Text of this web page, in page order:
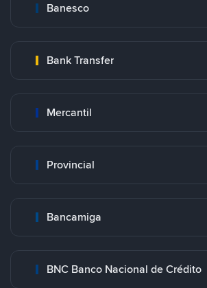
Banesco
Bank Transfer
Mercantil
Provincial
Bancamiga
BNC Banco Nacional de Crédito